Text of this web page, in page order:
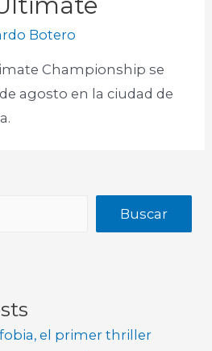
Botero
Championship se
agosto en la ciudad de
Buscar
el primer thriller